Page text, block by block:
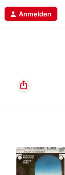
Anmelden